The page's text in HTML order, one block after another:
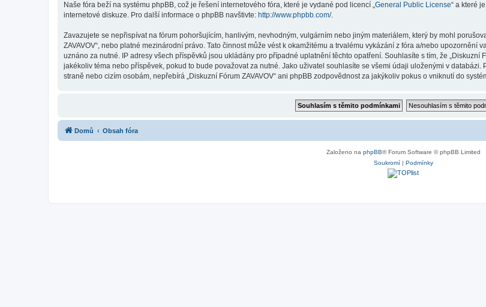
Naše fóra beží na systému phpBB, což je řešení internetového fóra, které je vydané pod licencí „General Public License“ a které
internetové diskuze. Pro další informace o phpBB navštivte: http://www.phpbb.com/.
Zavazujete se nepřispívat na fórum pohoršujícím, hanlivým, nevhodným, vulgárním nebo jiným materiálem, který by mohl
ZAVAVOV“, nebo platné mezinárodní právo. Tato činnost může vést k okamžitému a trvalému vykázání z fóra a/nebo
uznáno za nutné. IP adresy všech příspěvků jsou ukládány pro případné uplatnění těchto opatření. Souhlasíte s tím, že „Diskuzní
jakékoliv téma nebo příspěvek, pokud to bude považovat za nutné. Jako uživatel souhlasíte se všemi údaji uloženými v databázi.
straně nebo cizím osobám, nepřebírá „Diskuzní Fórum ZAVAVOV“ ani phpBB zodpovědnost za jakýkoliv pokus o vniknutí do
Domů Obsah fóra
Založeno na phpBB® Forum Software © phpBB Limited
Soukromí| Podmínky